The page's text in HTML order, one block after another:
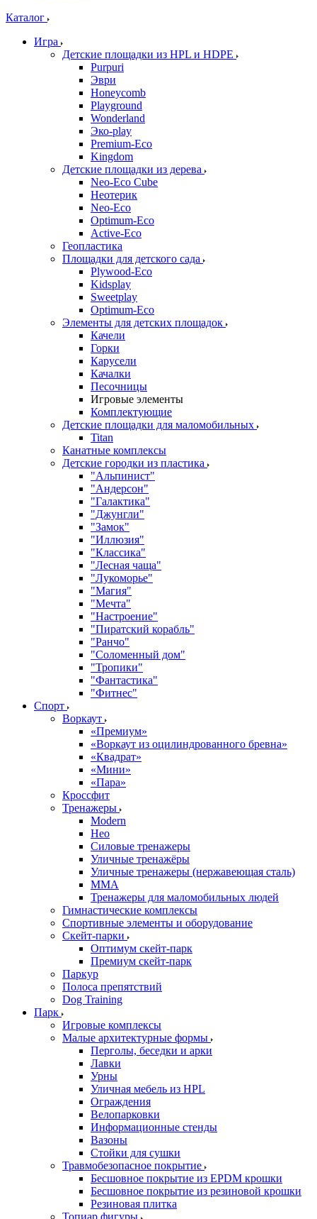
Каталог
Игра
Детские площадки из HPL и HDPE
Purpuri
Эври
Honeycomb
Playground
Wonderland
Эко-play
Premium-Eco
Kingdom
Детские площадки из дерева
Neo-Eco Cube
Неотерик
Neo-Eco
Оptimum-Еco
Active-Eco
Геопластика
Площадки для детского сада
Plywood-Eco
Kidsplay
Sweetplay
Оptimum-Еco
Элементы для детских площадок
Качели
Горки
Карусели
Качалки
Песочницы
Игровые элементы
Комплектующие
Детские площадки для маломобильных
Titan
Канатные комплексы
Детские городки из пластика
"Альпинист"
"Андерсон"
"Галактика"
"Джунгли"
"Замок"
"Иллюзия"
"Классика"
"Лесная чаща"
"Лукоморье"
"Магия"
"Мечта"
"Настроение"
"Пиратский корабль"
"Ранчо"
"Соломенный дом"
"Тропики"
"Фантастика"
"Фитнес"
Спорт
Воркаут
«Премиум»
«Воркаут из оцилиндрованного бревна»
«Квадрат»
«Мини»
«Пара»
Кроссфит
Тренажеры
Modern
Нео
Силовые тренажеры
Уличные тренажёры
Уличные тренажеры (нержавеющая сталь)
ММА
Тренажеры для маломобильных людей
Гимнастические комплексы
Спортивные элементы и оборудование
Скейт-парки
Оптимум скейт-парк
Премиум скейт-парк
Паркур
Полоса препятствий
Dog Training
Парк
Игровые комплексы
Малые архитектурные формы
Перголы, беседки и арки
Лавки
Урны
Уличная мебель из HPL
Ограждения
Велопарковки
Информационные стенды
Вазоны
Стойки для сушки
Травмобезопасное покрытие
Бесшовное покрытие из EPDM крошки
Бесшовное покрытие из резиновой крошки
Резиновая плитка
Топиар фигуры